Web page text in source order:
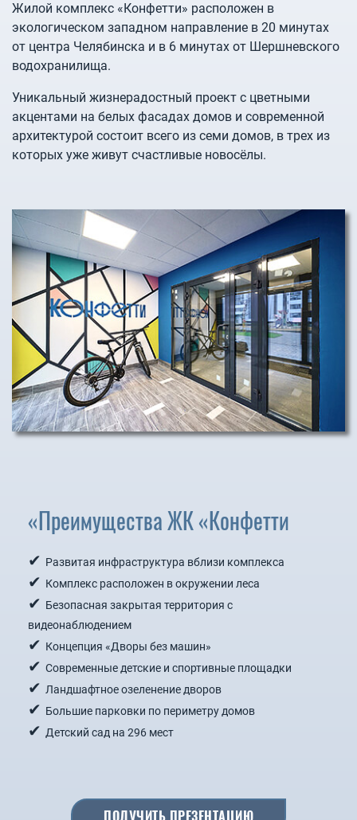
Жилой комплекс «Конфетти» расположен в
экологическом западном направление в 20 минутах
от центра Челябинска и в 6 минутах от Шершневского
водохранилища.
Уникальный жизнерадостный проект с цветными
акцентами на белых фасадах домов и современной
архитектурой состоит всего из семи домов, в трех из
которых уже живут счастливые новосёлы.
Преимущества ЖК «Конфетти»
Развитая инфраструктура вблизи комплекса
Комплекс расположен в окружении леса
Безопасная закрытая территория с
видеонаблюдением
Концепция «Дворы без машин»
Современные детские и спортивные площадки
Ландшафтное озеленение дворов
Большие парковки по периметру домов
Детский сад на 296 мест